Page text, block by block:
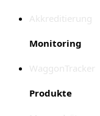
Akkreditierung
Monitoring
WaggonTracker
Produkte